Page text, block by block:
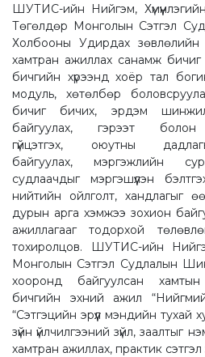
ШУТИС-ийн Нийгэм,
Төгөлдөр Монголын Сэтгэл
Холбооны Удирдах
хамтран ажиллах санамж
бичгийн хүрээнд хоёр тал
модуль, хөтөлбөр
бичиг бичих, эрдэм
байгуулах, гэрээт
гүйцэтгэх, оюутны
байгуулах, мэргэжлийн
судлаачдыг мэргэшүүлэн
нийтийн ойлголт, хандлагыг
дурын арга хэмжээ зохион
ажиллагааг тодорхой
тохиролцов. ШУТИС-ийн Нийгэм,
Монголын Сэтгэл Судлалын
хооронд байгуулсан
бичгийн эхний ажил
“Сэтгэцийн эрүүл мэндийн тухай
зүйн үйлчилгээний зүйл, заалтыг
хамтран ажиллах, практик сэтгэл